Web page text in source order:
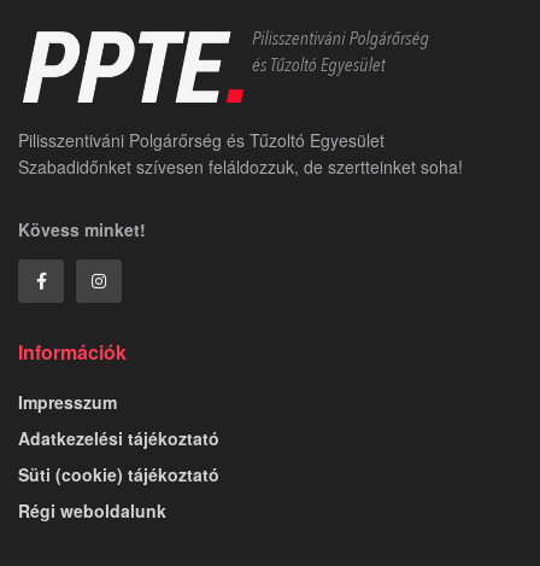
Pilisszentiváni Polgárőrség és Tűzoltó Egyesület
Szabadidőnket szívesen feláldozzuk, de szertteinket soha!
Kövess minket!
Információk
Impresszum
Adatkezelési tájékoztató
Süti (cookie) tájékoztató
Régi weboldalunk